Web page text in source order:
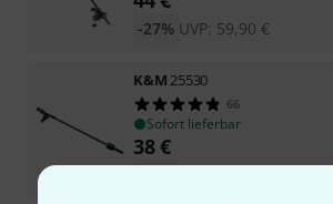
UVP: 59,90 €
-27%
K&M 25530
66
Sofort lieferbar
38€